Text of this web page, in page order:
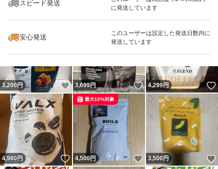
スピード発送
に発送しています
安心発送
このユーザーは設定した発送日数内に
発送しています
いいね！
4,400
3,200円 いいね！
3,699円 いいね！
4,299円
4,980円 いいね！
4,500円 いいね！
最大10%対象
3,500円